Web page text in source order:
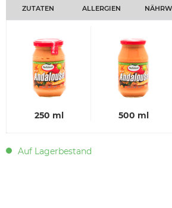
ZUTATEN ALLERGIEN
250 ml 500 ml
Auf Lagerbestand